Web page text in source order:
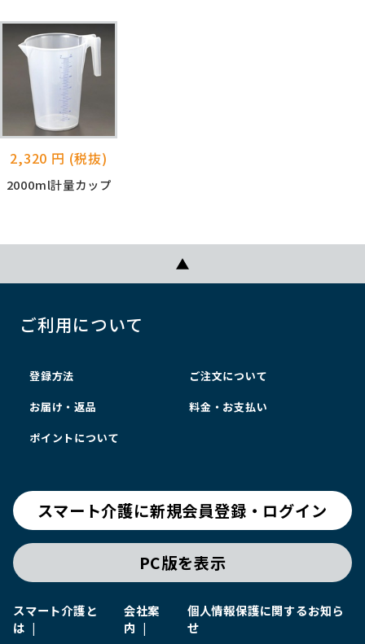
2,320 円 (税抜)
2000ml計量カップ
ご利用について
登録方法 ご注文について
お届け・返品 料金・お支払い
ポイントについて
スマート介護に新規会員登録・ログイン
PC版を表示
スマート介護と
は
会社案
内
個人情報保護に関するお知ら
せ